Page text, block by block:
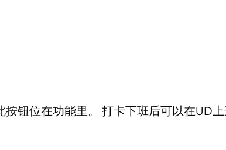
钮位在功能里。 打卡下班后可以在UD